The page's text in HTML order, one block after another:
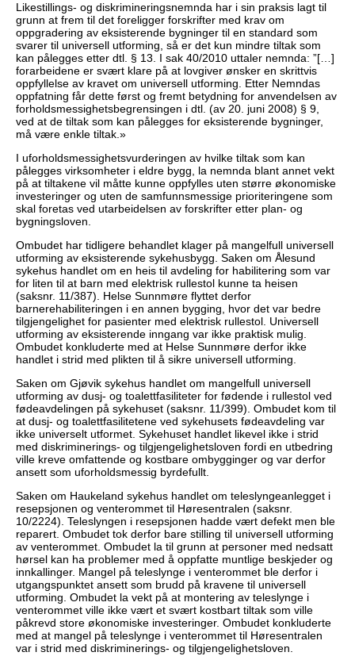
Likestillings- og diskrimineringsnemnda har i sin praksis lagt til
grunn at frem til det foreligger forskrifter med krav om
oppgradering av eksisterende bygninger til en standard som
svarer til universell utforming, så er det kun mindre tiltak som
kan pålegges etter dtl. § 13. I sak 40/2010 uttaler nemnda: ”[…]
forarbeidene er svært klare på at lovgiver ønsker en skrittvis
oppfyllelse av kravet om universell utforming. Etter Nemndas
oppfatning får dette først og fremt betydning for anvendelsen av
forholdsmessighetsbegrensingen i dtl. (av 20. juni 2008) § 9,
ved at de tiltak som kan pålegges for eksisterende bygninger,
må være enkle tiltak.»
I uforholdsmessighetsvurderingen av hvilke tiltak som kan
pålegges virksomheter i eldre bygg, la nemnda blant annet vekt
på at tiltakene vil måtte kunne oppfylles uten større økonomiske
investeringer og uten de samfunnsmessige prioriteringene som
skal foretas ved utarbeidelsen av forskrifter etter plan- og
bygningsloven.
Ombudet har tidligere behandlet klager på mangelfull universell
utforming av eksisterende sykehusbygg. Saken om Ålesund
sykehus handlet om en heis til avdeling for habilitering som var
for liten til at barn med elektrisk rullestol kunne ta heisen
(saksnr. 11/387). Helse Sunnmøre flyttet derfor
barnerehabiliteringen i en annen bygging, hvor det var bedre
tilgjengelighet for pasienter med elektrisk rullestol. Universell
utforming av eksisterende inngang var ikke praktisk mulig.
Ombudet konkluderte med at Helse Sunnmøre derfor ikke
handlet i strid med plikten til å sikre universell utforming.
Saken om Gjøvik sykehus handlet om mangelfull universell
utforming av dusj- og toalettfasiliteter for fødende i rullestol ved
fødeavdelingen på sykehuset (saksnr. 11/399). Ombudet kom til
at dusj- og toalettfasilitetene ved sykehusets fødeavdeling var
ikke universelt utformet. Sykehuset handlet likevel ikke i strid
med diskriminerings- og tilgjengelighetsloven fordi en utbedring
ville kreve omfattende og kostbare ombygginger og var derfor
ansett som uforholdsmessig byrdefullt.
Saken om Haukeland sykehus handlet om teleslyngeanlegget i
resepsjonen og venterommet til Høresentralen (saksnr.
10/2224). Teleslyngen i resepsjonen hadde vært defekt men ble
reparert. Ombudet tok derfor bare stilling til universell utforming
av venterommet. Ombudet la til grunn at personer med nedsatt
hørsel kan ha problemer med å oppfatte muntlige beskjeder og
innkallinger. Mangel på teleslynge i venterommet ble derfor i
utgangspunktet ansett som brudd på kravene til universell
utforming. Ombudet la vekt på at montering av teleslynge i
venterommet ville ikke vært et svært kostbart tiltak som ville
påkrevd store økonomiske investeringer. Ombudet konkluderte
med at mangel på teleslynge i venterommet til Høresentralen
var i strid med diskriminerings- og tilgjengelighetsloven.